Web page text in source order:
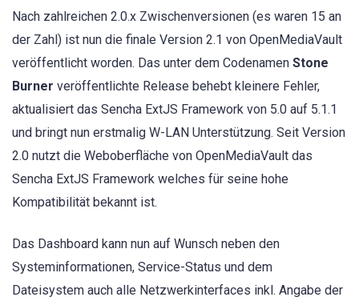
Nach zahlreichen 2.0.x Zwischenversionen (es waren 15 an
der Zahl) ist nun die finale Version 2.1 von OpenMediaVault
veröffentlicht worden. Das unter dem Codenamen Stone
Burner veröffentlichte Release behebt kleinere Fehler,
aktualisiert das Sencha ExtJS Framework von 5.0 auf 5.1.1
und bringt nun erstmalig W-LAN Unterstützung. Seit Version
2.0 nutzt die Weboberfläche von OpenMediaVault das
Sencha ExtJS Framework welches für seine hohe
Kompatibilität bekannt ist.
Das Dashboard kann nun auf Wunsch neben den
Systeminformationen, Service-Status und dem
Dateisystem auch alle Netzwerkinterfaces inkl. Angabe der